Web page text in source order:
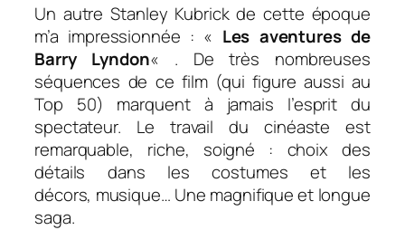
Un autre Stanley Kubrick de cette époque
m’a impressionnée : « Les aventures de
Barry Lyndon« . De très nombreuses
séquences de ce film (qui figure aussi au
Top 50) marquent à jamais l’esprit du
spectateur. Le travail du cinéaste est
remarquable, riche, soigné : choix des
détails dans les costumes et les
décors, musique… Une magnifique et longue
saga.